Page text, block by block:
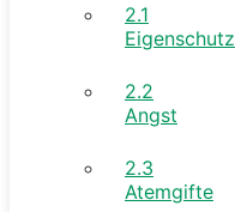
2.1
Eigenschutz
2.2
Angst
2.3
Atemgifte